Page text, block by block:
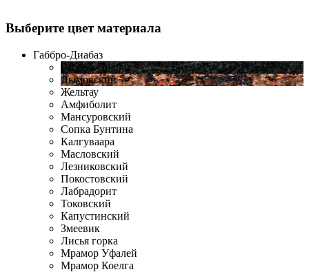
Выберите цвет материала
Габбро-Диабаз
Габбро-Диабаз
Дымовский
Жельтау
Амфиболит
Мансуровский
Сопка Бунтина
Калгуваара
Масловский
Лезниковский
Покостовский
Лабрадорит
Токовский
Капустинский
Змеевик
Лисья горка
Мрамор Уфалей
Мрамор Коелга